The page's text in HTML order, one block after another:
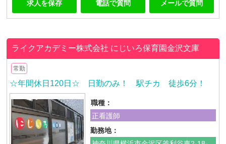
求人を保存 電話で質問 メールで質問
ライクアカデミー株式会社 にじいろ保育園金沢文庫
常勤
☆年間休日120日☆ 日勤のみ！ 駅チカ 徒歩6分！
職種：
正看護師
勤務地：